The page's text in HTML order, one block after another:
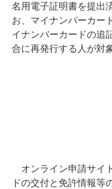
名用電子証明書を提出
お、マイナンバーカー
イナンバーカードの追
合に再発行する人が対象
オンライン申請サイ
ドの交付と免許情報等